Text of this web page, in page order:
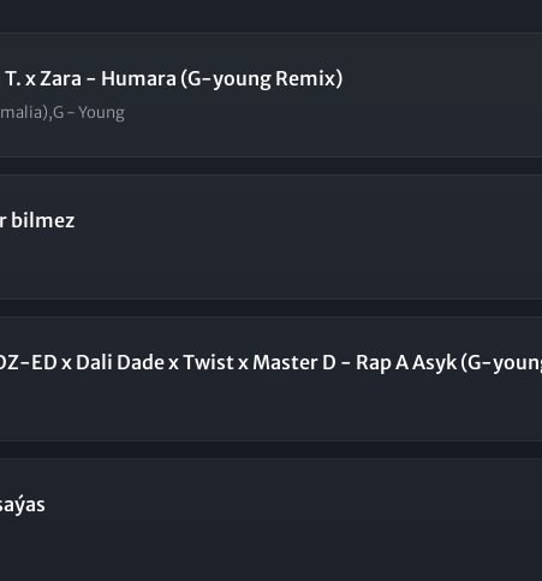
x Zara - Humara (G-young Remix)
- Young
bilmez
ED x Dali Dade x Twist x Master D - Rap A Asyk (G-